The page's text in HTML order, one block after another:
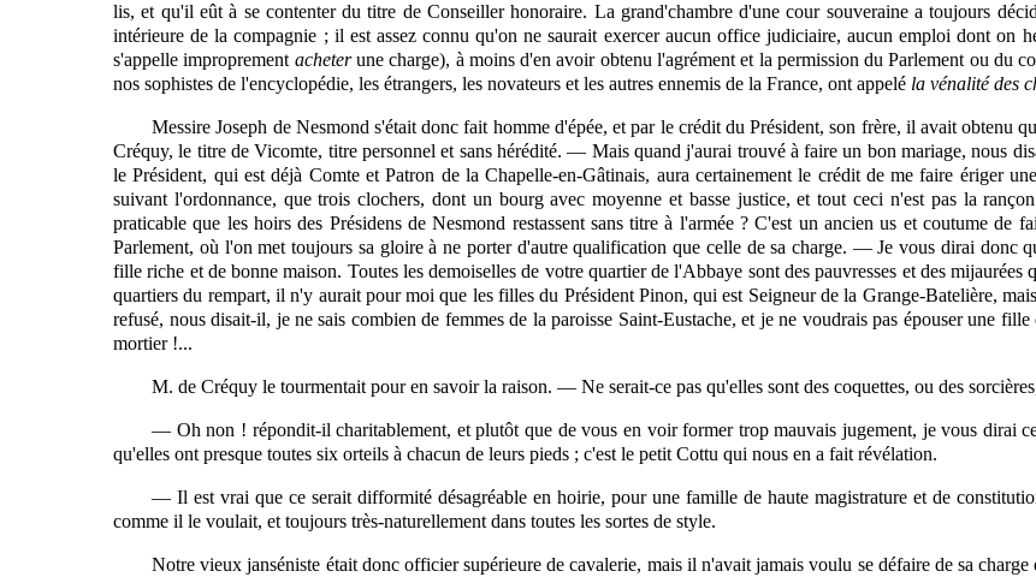
lis, et qu'il eût à se contenter du titre de Conseiller honoraire. La grand'chambre d'une cour souveraine a toujours
intérieure de la compagnie ; il est assez connu qu'on ne saurait exercer aucun office judiciaire, aucun emploi dont on
s'appelle improprement acheterune charge), à moins d'en avoir obtenu l'agrément et la permission du Parlement ou du
nos sophistes de l'encyclopédie, les étrangers, les novateurs et les autres ennemis de la France, ont appelé la vénalité des
Messire Joseph de Nesmond s'était donc fait homme d'épée, et par le crédit du Président, son frère, il avait obtenu
Créquy, le titre de Vicomte, titre personnel et sans hérédité. — Mais quand j'aurai trouvé à faire un bon mariage, nous
le Président, qui est déjà Comte et Patron de la Chapelle-en-Gâtinais, aura certainement le crédit de me faire ériger
suivant l'ordonnance, que trois clochers, dont un bourg avec moyenne et basse justice, et tout ceci n'est pas la
praticable que les hoirs des Présidens de Nesmond restassent sans titre à l'armée ? C'est un ancien us et coutume de
Parlement, où l'on met toujours sa gloire à ne porter d'autre qualification que celle de sa charge. — Je vous dirai donc
fille riche et de bonne maison. Toutes les demoiselles de votre quartier de l'Abbaye sont des pauvresses et des
quartiers du rempart, il n'y aurait pour moi que les filles du Président Pinon, qui est Seigneur de la Grange-Batelière,
refusé, nous disait-il, je ne sais combien de femmes de la paroisse Saint-Eustache, et je ne voudrais pas épouser une
mortier !...
M. de Créquy le tourmentait pour en savoir la raison. — Ne serait-ce pas qu'elles sont des coquettes, ou des
— Oh non ! répondit-il charitablement, et plutôt que de vous en voir former trop mauvais jugement, je vous dirai
qu'elles ont presque toutes six orteils à chacun de leurs pieds ; c'est le petit Cottu qui nous en a fait révélation.
— Il est vrai que ce serait difformité désagréable en hoirie, pour une famille de haute magistrature et de
comme il le voulait, et toujours très-naturellement dans toutes les sortes de style.
Notre vieux janséniste était donc officier supérieure de cavalerie, mais il n'avait jamais voulu se défaire de sa